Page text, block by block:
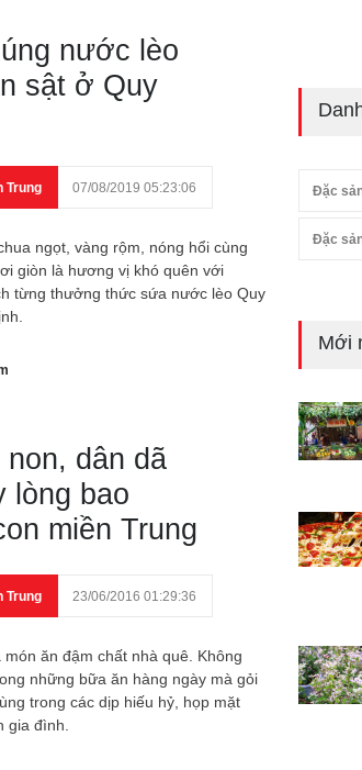
nước lèo
sật ở Quy
Trung 07/08/2019 05:23:06
ngọt, vàng rộm, nóng hổi cùng
giòn là hương vị khó quên với
từng thưởng thức sứa nước lèo Quy
dân dã
lòng bao
miền Trung
Trung 23/06/2016 01:29:36
ăn đậm chất nhà quê. Không
những bữa ăn hàng ngày mà gỏi
trong các dịp hiếu hỷ, họp mặt
gia đình.
Đặc
Đặc
Mới